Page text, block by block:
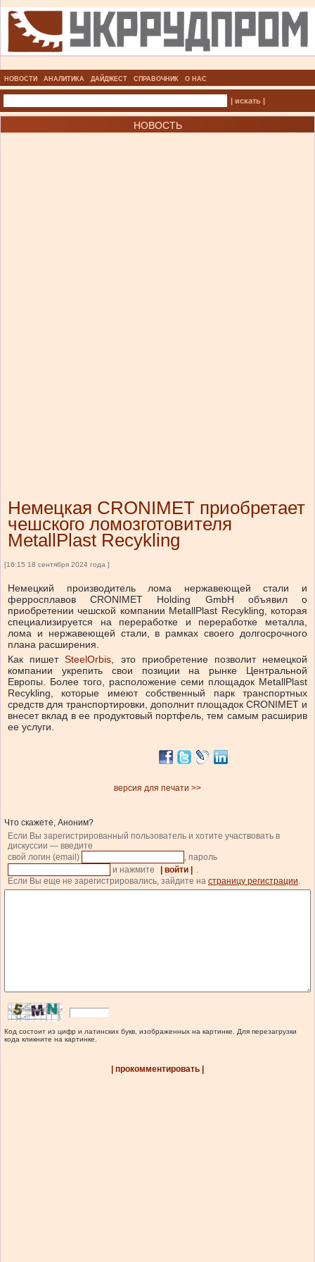
НОВОСТИ АНАЛИТИКА ДАЙДЖЕСТ СПРАВОЧНИК О НАС
| искать |
НОВОСТЬ
Немецкая CRONIMET приобретает
чешского ломозготовителя
MetallPlast Recykling
[16:15 18 сентября 2024 года ]
Немецкий производитель лома нержавеющей стали и
ферросплавов CRONIMET Holding GmbH объявил о
приобретении чешской компании MetallPlast Recykling, которая
специализируется на переработке и переработке металла,
лома и нержавеющей стали, в рамках своего долгосрочного
плана расширения.
Как пишетSteelOrbis, это приобретение позволит немецкой
компании укрепить свои позиции на рынке Центральной
Европы. Более того, расположение семи площадок MetallPlast
Recykling, которые имеют собственный парк транспортных
средств для транспортировки, дополнит площадок CRONIMET и
внесет вклад в ее продуктовый портфель, тем самым расширив
ее услуги.
версия для печати >>
Что скажете, Аноним?
Если Вы зарегистрированный пользователь и хотите участвовать в
дискуссии — введите
свой логин (email)
, пароль
и нажмите
| войти |
.
Если Вы еще не зарегистрировались, зайдите на страницу регистрации.
Код состоит из цифр и латинских букв, изображенных на картинке. Для перезагрузки
кода кликните на картинке.
| прокомментировать |